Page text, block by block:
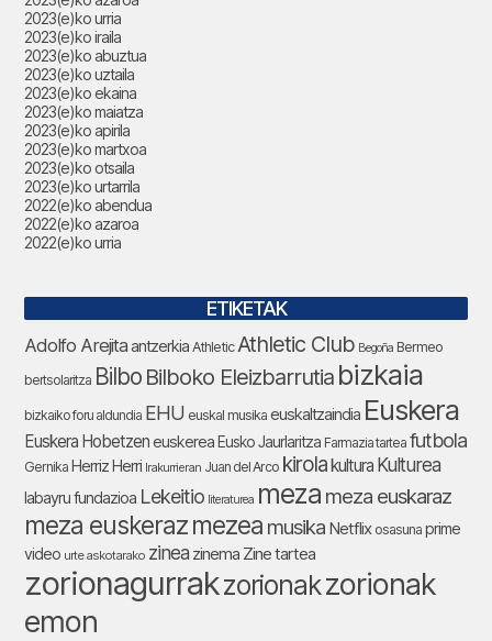
2023(e)ko urria
2023(e)ko iraila
2023(e)ko abuztua
2023(e)ko uztaila
2023(e)ko ekaina
2023(e)ko maiatza
2023(e)ko apirila
2023(e)ko martxoa
2023(e)ko otsaila
2023(e)ko urtarrila
2022(e)ko abendua
2022(e)ko azaroa
2022(e)ko urria
ETIKETAK
Adolfo Arejitaantzerkia Athletic Athletic Club Begoña Bermeo
bertsolaritza Bilbo Bilboko Eleizbarrutia bizkaia
bizkaiko foru aldundia EHU euskal musika euskaltzaindia Euskera
Euskera Hobetzeneuskerea Eusko Jaurlaritza Farmazia tartea futbola
Gernika Herriz Herri Irakurrieran Juan del Arco kirolakultura Kulturea
labayru fundazioa Lekeitio literaturea meza meza euskaraz
meza euskerazmezea musika Netflix osasuna prime
video urte askotarako zinea zinema Zine tartea
zorionagurrakzorionakzorionak
emon